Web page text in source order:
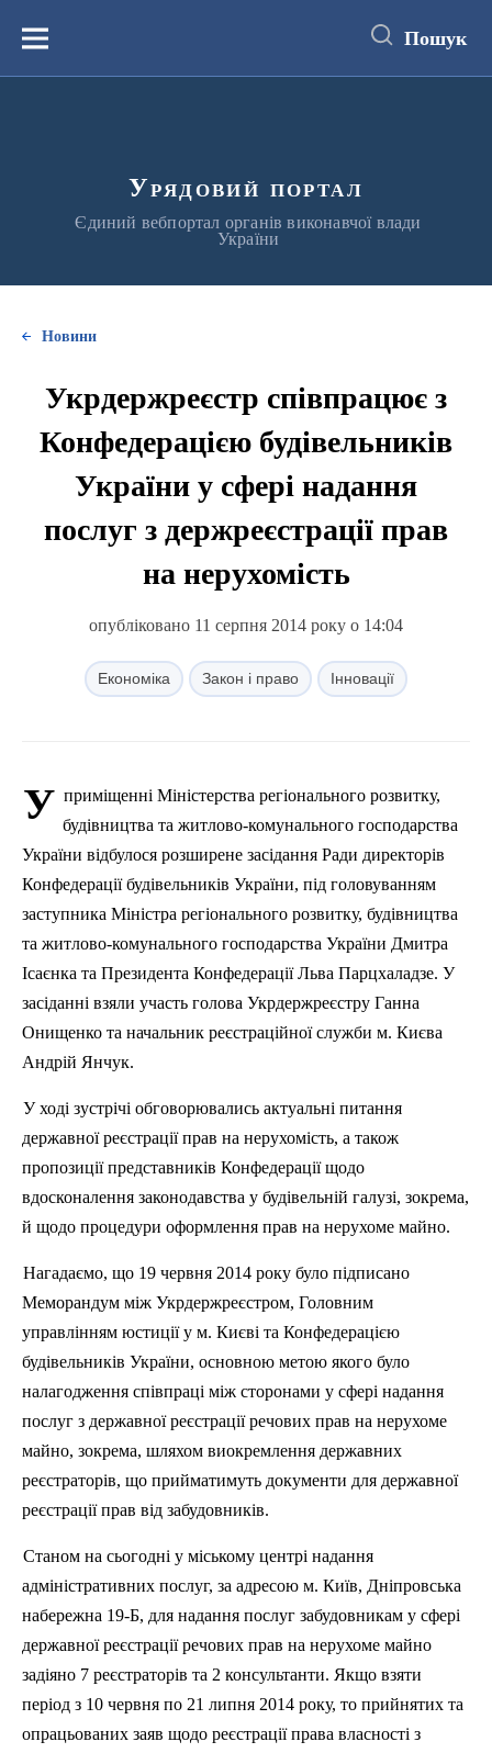
вмістуМеню Пошук
Урядовий портал
Єдиний вебпортал органів виконавчої влади
України
Новини
Укрдержреєстр співпрацює з
Конфедерацією будівельників
України у сфері надання
послуг з держреєстрації прав
на нерухомість
опубліковано 11 серпня 2014 року о 14:04
Економіка Закон і право Інновації
У приміщенні Міністерства регіонального розвитку,
будівництва та житлово-комунального господарства
України відбулося розширене засідання Ради директорів
Конфедерації будівельників України, під головуванням
заступника Міністра регіонального розвитку, будівництва
та житлово-комунального господарства України Дмитра
Ісаєнка та Президента Конфедерації Льва Парцхаладзе. У
засіданні взяли участь голова Укрдержреєстру Ганна
Онищенко та начальник реєстраційної служби м. Києва
Андрій Янчук.
У ході зустрічі обговорювались актуальні питання
державної реєстрації прав на нерухомість, а також
пропозиції представників Конфедерації щодо
вдосконалення законодавства у будівельній галузі, зокрема,
й щодо процедури оформлення прав на нерухоме майно.
Нагадаємо, що 19 червня 2014 року було підписано
Меморандум між Укрдержреєстром, Головним
управлінням юстиції у м. Києві та Конфедерацією
будівельників України, основною метою якого було
налагодження співпраці між сторонами у сфері надання
послуг з державної реєстрації речових прав на нерухоме
майно, зокрема, шляхом виокремлення державних
реєстраторів, що прийматимуть документи для державної
реєстрації прав від забудовників.
Станом на сьогодні у міському центрі надання
адміністративних послуг, за адресою м. Київ, Дніпровська
набережна 19-Б, для надання послуг забудовникам у сфері
державної реєстрації речових прав на нерухоме майно
задіяно 7 реєстраторів та 2 консультанти. Якщо взяти
період з 10 червня по 21 липня 2014 року, то прийнятих та
опрацьованих заяв щодо реєстрації права власності з